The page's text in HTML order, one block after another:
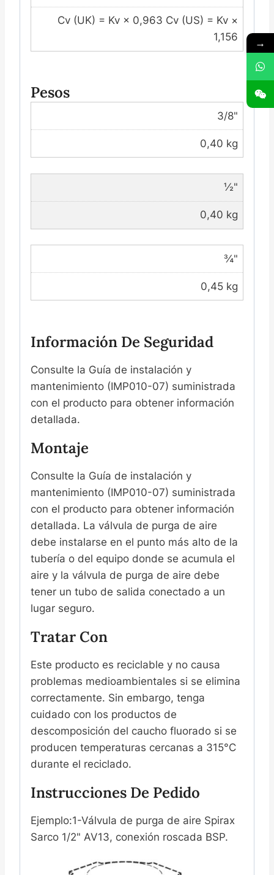
Cv (UK) = Kv × 0,963 Cv (US) = Kv ×
1,156
Pesos
3/8"
0,40 kg
½"
0,40 kg
¾"
0,45 kg
Información De Seguridad
Consulte la Guía de instalación y
mantenimiento (IMP010-07) suministrada
con el producto para obtener información
detallada.
Montaje
Consulte la Guía de instalación y
mantenimiento (IMP010-07) suministrada
con el producto para obtener información
detallada. La válvula de purga de aire
debe instalarse en el punto más alto de la
tubería o del equipo donde se acumula el
aire y la válvula de purga de aire debe
tener un tubo de salida conectado a un
lugar seguro.
Tratar Con
Este producto es reciclable y no causa
problemas medioambientales si se elimina
correctamente. Sin embargo, tenga
cuidado con los productos de
descomposición del caucho fluorado si se
producen temperaturas cercanas a 315°C
durante el reciclado.
Instrucciones De Pedido
Ejemplo:1-Válvula de purga de aire Spirax
Sarco 1/2" AV13, conexión roscada BSP.
→